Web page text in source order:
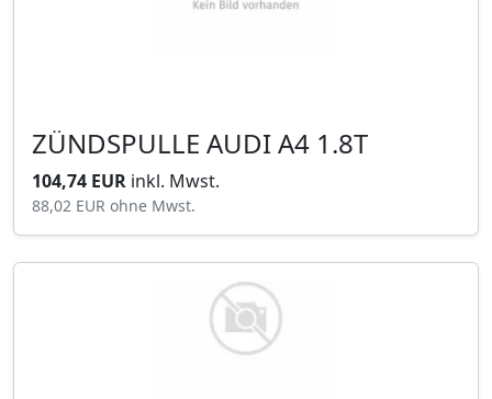
ZÜNDSPULLE AUDI A4 1.8T
104,74 EUR inkl. Mwst.
88,02 EUR ohne Mwst.